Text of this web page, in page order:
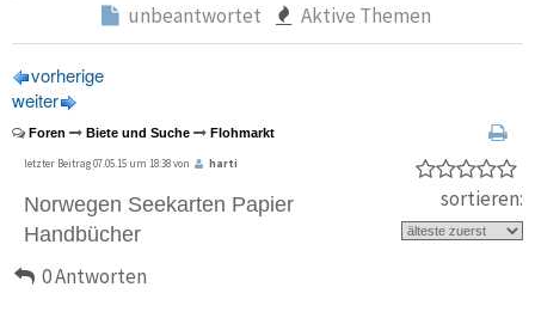
unbeantwortet
Aktive Themen
vorherige
weiter
Foren Biete und Suche Flohmarkt
letzter Beitrag 07.05.15 um 18:38 von harti
Norwegen Seekarten Papier
Handbücher
0 Antworten
sortieren: